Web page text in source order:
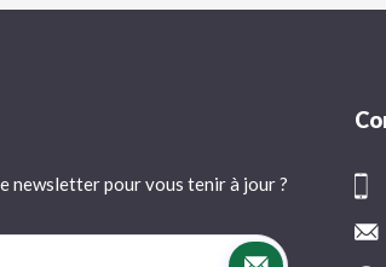
newsletter pour vous tenir à jour ?